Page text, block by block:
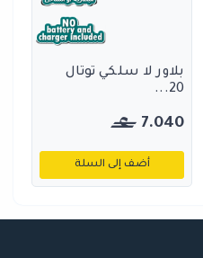
بلاور لا سلكي توتال
20...
7.040
أضف إلى السلة